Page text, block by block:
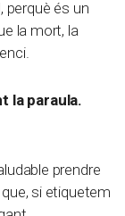
perquè és un
la mort, la
la paraula.
prendre
si etiquetem